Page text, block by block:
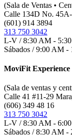
(Sala de Ventas •
Calle 134D No.
(601) 914 3894
313 750 3042
L-V / 8:30 AM -
Sábados / 9:00 AM -
MoviFit Experience
(Sala de ventas y
Calle 41 #11-29
(606) 349 48 16
313 750 3042
L-V / 8:30 AM -
Sábados / 8:30 AM -